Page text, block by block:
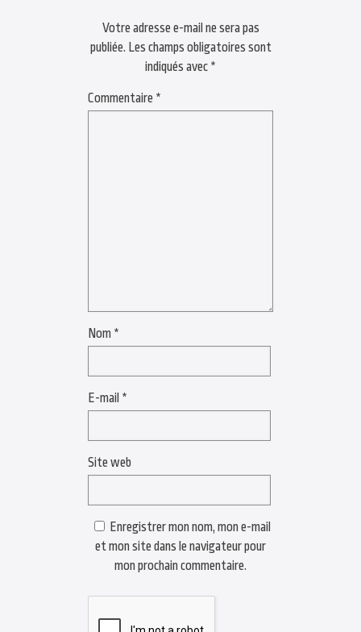
Votre adresse e-mail ne sera pas
publiée. Les champs obligatoires sont
indiqués avec *
Commentaire *
Nom *
E-mail *
Site web
Enregistrer mon nom, mon e-mail
et mon site dans le navigateur pour
mon prochain commentaire.